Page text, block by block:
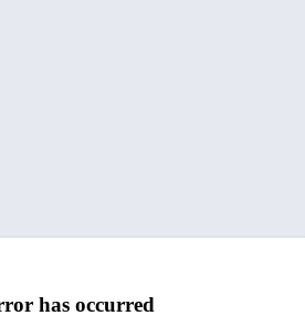
has occurred